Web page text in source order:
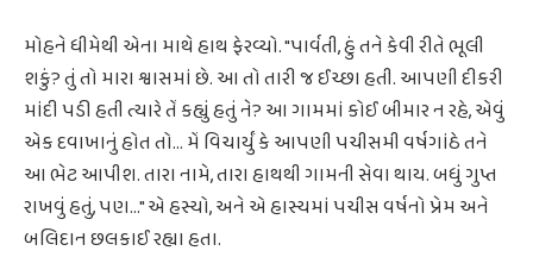
મોહને ધીમેથી એના માથે હાથ ફેરવ્યો. "પાર્વતી, હું તને કેવી રીતે ભૂલી
શકું? તું તો મારા શ્વાસમાં છે. આ તો તારી જ ઈચ્છા હતી. આપણી દીકરી
માંદી પડી હતી ત્યારે તેં કહ્યું હતું ને? આ ગામમાં કોઈ બીમાર ન રહે, એવું
એક દવાખાનું હોત તો... મેં વિચાર્યું કે આપણી પચીસમી વર્ષગાંઠે તને
આ ભેટ આપીશ. તારા નામે, તારા હાથથી ગામની સેવા થાય. બધું ગુપ્ત
રાખવું હતું, પણ..." એ હસ્યો, અને એ હાસ્યમાં પચીસ વર્ષનો પ્રેમ અને
બલિદાન છલકાઈ રહ્યા હતા.